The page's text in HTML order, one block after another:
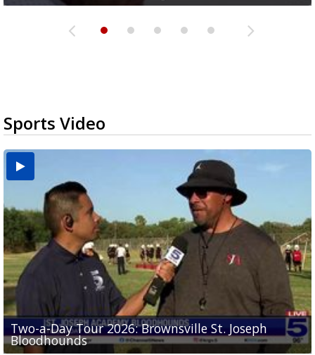
Sports Video
Two-a-Day Tour 2026: Brownsville St. Joseph
Bloodhounds
Two-a-Day Tour 2026: St. Joseph Academy
Bloodhounds
Two-a-Day Tour 2026: Sharyland Rattlers
Sit-down interview with UTRGV wide receiver
Tavian Cord
Two-a-Day Tour 2026: Raymondville Bearkats